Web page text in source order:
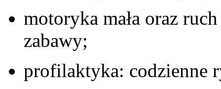
motoryka mała oraz ruch
zabawy;
profilaktyka: codzienne